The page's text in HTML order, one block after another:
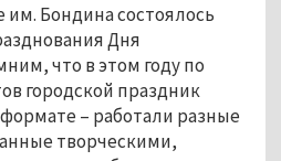
им. Бондина состоялось
Дня
что в этом году по
городской праздник
– работали разные
творческими,